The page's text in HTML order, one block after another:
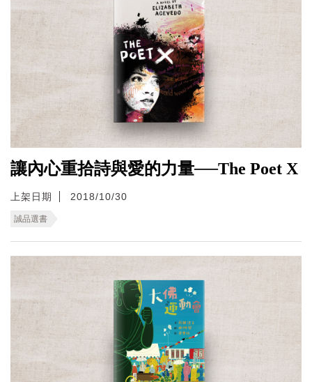
讓內心重拾詩與愛的力量──The Poet X
上架日期 2018/10/30
誠品選書